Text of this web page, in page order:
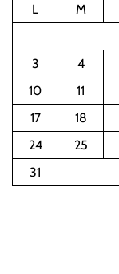
L
M
3
4
10
11
17
18
24
25
31